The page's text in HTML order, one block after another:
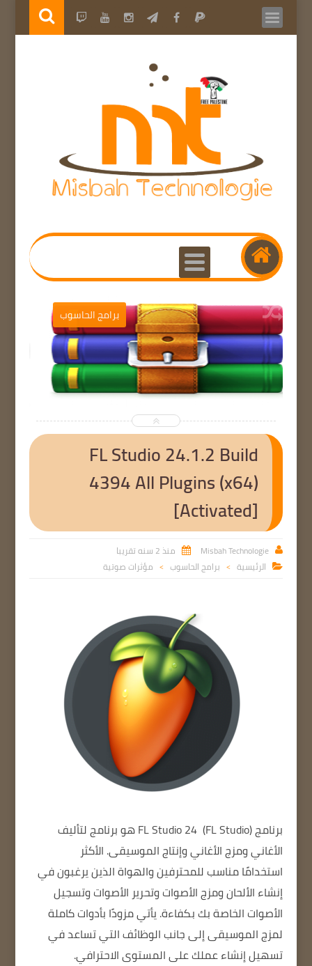
برامج الحاسوب
FL Studio 24.1.2 Build
4394 All Plugins (x64)
[Activated]

Misbah Technologie
 منذ 2 سنه تقريبا
 الرئيسية > برامج الحاسوب > مؤثرات صوتية
برنامج FL Studio 24
(FL Studio) هو برنامج لتأليف
الأغاني ومزج الأغاني وإنتاج الموسيقى. الأكثر
استخدامًامناسب للمحترفين والهواة الذين يرغبون في
إنشاء الألحان ومزج الأصوات وتحرير الأصوات وتسجيل
الأصوات الخاصة بك بكفاءة.يأتي مزودًا بأدوات كاملة
لمزج الموسيقىإلى جانب الوظائف التي تساعد في
تسهيل إنشاء عملك على المستوى الاحترافي.